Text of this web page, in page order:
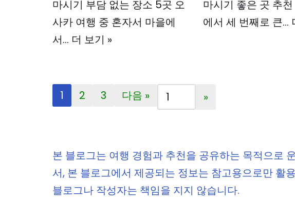
마시기 부담 없는 장소 5곳 오
사카 여행 중 혼자서 마을에
서… 더 보기 »
마시기 좋은 곳 추
에서 세 번째로 큰…
1 2 3 다음 »
본 블로그는 여행 경험과 추천을 공유하는 목적으로
서, 본 블로그에서 제공되는 정보는 참고용으로만 활
블로그나 작성자는 책임을 지지 않습니다.